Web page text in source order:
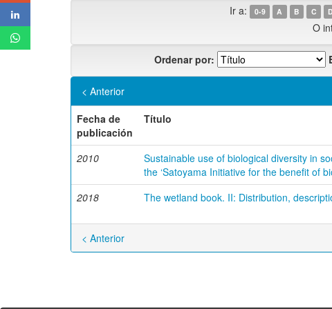
Ir a: 0-9 A B C D
O
Ordenar por:
< Anterior
Fecha de
publicación
Título
2010
Sustainable use of biological diversity in
the ‘Satoyama Initiative for the benefit of
2018 The wetland book. II: Distribution,
< Anterior